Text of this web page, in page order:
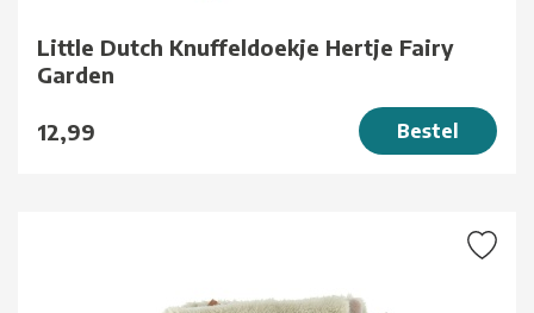
Little Dutch Knuffeldoekje Hertje Fairy
Garden
12,99 Bestel